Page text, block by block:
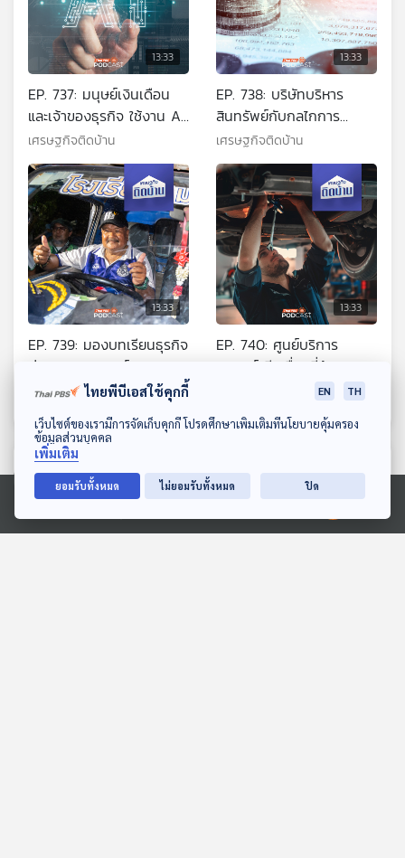
ดาวน์โหลด Thai PBS Podcast Application
Ⓒ 2020 องค์การกระจายเสียงและแพร่ภาพสาธารณะแห่งประเทศไทย
13:33
EP. 737: มนุษย์เงินเดือน
และเจ้าของธุรกิจ ใช้งาน AI
อย่างไรให้ชาญฉลาด
เศรษฐกิจติดบ้าน
13:33
EP. 738: บริษัทบริหาร
สินทรัพย์กับกลไกการ
จัดการหนี้สิน
เศรษฐกิจติดบ้าน
13:33
EP. 739: มองบทเรียนธุรกิจ
ผ่านปรากฏการณ์ "หมอน
ทองวิทยา"
เศรษฐกิจติดบ้าน
13:33
EP. 740: ศูนย์บริการ
รถยนต์ อีกเรื่องที่ต้องคิด
ก่อนซื้อ โดยเฉพาะรถยนต์
ตอนที่เกี่ยวข้อง
ไทยพีบีเอสใช้คุกกี้ EN TH
เว็บไซต์ของเรามีการจัดเก็บคุกกี้ โปรดศึกษาเพิ่มเติมที่นโยบายคุ้มครอง
ข้อมูลส่วนบุคคล
เพิ่มเติม
ยอมรับทั้งหมด ไม่ยอมรับทั้งหมด ปิด